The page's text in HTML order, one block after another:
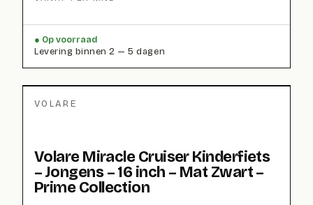
Op voorraad
Levering binnen 2 — 5 dagen
VOLARE
Volare Miracle Cruiser Kinderfiets
– Jongens – 16 inch – Mat Zwart –
Prime Collection